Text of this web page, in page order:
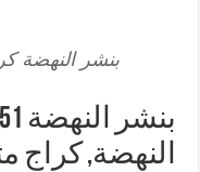
بنشر النهضة
النهضة, كراج